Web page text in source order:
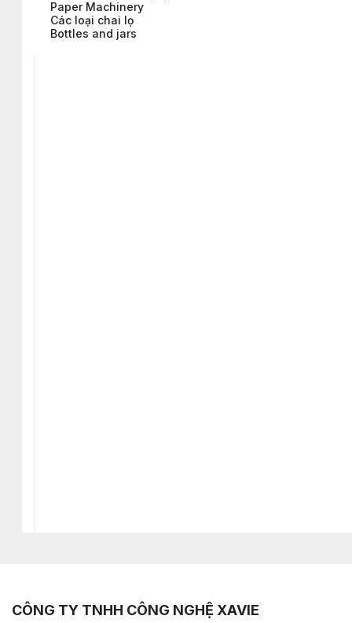
Paper Machinery
Các loại chai lọ
Bottles and jars
CÔNG TY TNHH CÔNG NGHỆ XAVIE